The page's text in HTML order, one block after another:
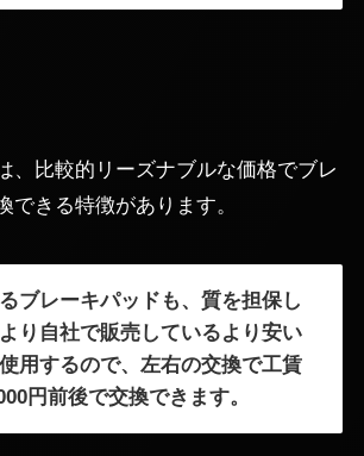
、比較的リーズナブルな価格でブレ
できる特徴があります。
ブレーキパッドも、質を担保し
り自社で販売しているより安い
用するので、左右の交換で工賃
円前後で交換できます。